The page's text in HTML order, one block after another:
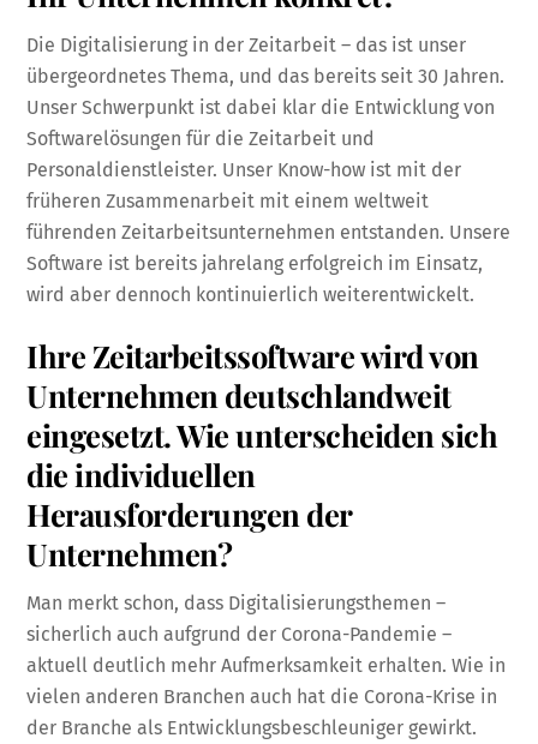
Die Digitalisierung in der Zeitarbeit – das ist unser
übergeordnetes Thema, und das bereits seit 30 Jahren.
Unser Schwerpunkt ist dabei klar die Entwicklung von
Softwarelösungen für die Zeitarbeit und
Personaldienstleister. Unser Know-how ist mit der
früheren Zusammenarbeit mit einem weltweit
führenden Zeitarbeitsunternehmen entstanden. Unsere
Software ist bereits jahrelang erfolgreich im Einsatz,
wird aber dennoch kontinuierlich weiterentwickelt.
Ihre Zeitarbeitssoftware wird von
Unternehmen deutschlandweit
eingesetzt. Wie unterscheiden sich
die individuellen
Herausforderungen der
Unternehmen?
Man merkt schon, dass Digitalisierungsthemen –
sicherlich auch aufgrund der Corona-Pandemie –
aktuell deutlich mehr Aufmerksamkeit erhalten. Wie in
vielen anderen Branchen auch hat die Corona-Krise in
der Branche als Entwicklungsbeschleuniger gewirkt.